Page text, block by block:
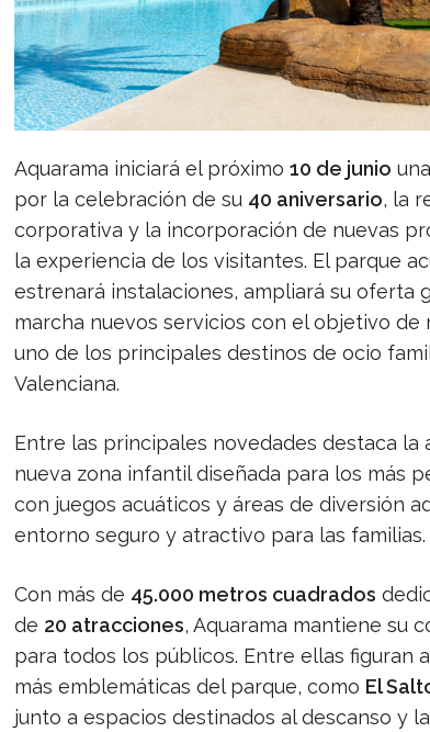
Aquarama iniciará el próximo 10 de junio
por la celebración de su 40 aniversario, la
corporativa y la incorporación de nuevas
la experiencia de los visitantes. El parque
estrenará instalaciones, ampliará su oferta
marcha nuevos servicios con el objetivo de
uno de los principales destinos de ocio
Valenciana.
Entre las principales novedades destaca la
nueva zona infantil diseñada para los más
con juegos acuáticos y áreas de diversión
entorno seguro y atractivo para las familias.
Con más de 45.000 metros cuadrados
de 20 atracciones, Aquarama mantiene su
para todos los públicos. Entre ellas figuran
más emblemáticas del parque, como El
junto a espacios destinados al descanso y